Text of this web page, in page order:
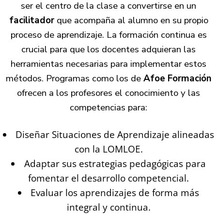
ser el centro de la clase a convertirse en un
facilitadorque acompaña al alumno en su propio
proceso de aprendizaje. La formación continua es
crucial para que los docentes adquieran las
herramientas necesarias para implementar estos
métodos. Programas como los deAfoe Formación
ofrecen a los profesores el conocimiento y las
competencias para:
Diseñar Situaciones de Aprendizaje alineadas
con la LOMLOE.
Adaptar sus estrategias pedagógicas para
fomentar el desarrollo competencial.
Evaluar los aprendizajes de forma más
integral y continua.